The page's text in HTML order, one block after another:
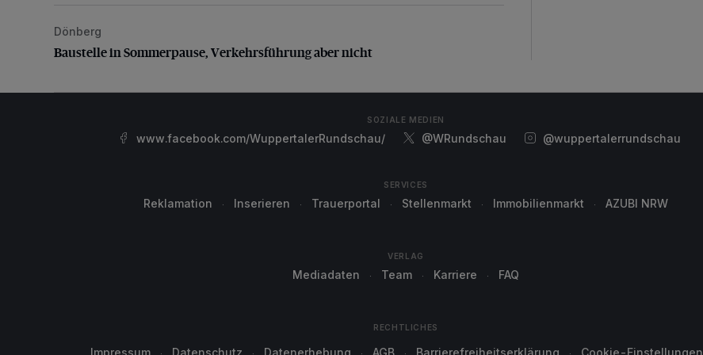
Baustelle in Sommerpause, Verkehrsführung aber nicht
Dönberg
Baustelle in Sommerpause, Verkehrsführung aber nicht
SOZIALE MEDIEN
www.facebook.com/WuppertalerRundschau/ @WRundschau @wuppertalerrundschau
SERVICES
Reklamation Inserieren Trauerportal Stellenmarkt Immobilienmarkt AZUBI NRW
VERLAG
Mediadaten Team Karriere FAQ
RECHTLICHES
Impressum Datenschutz Datenerhebung AGB Barrierefreiheitserklärung Cookie-Einstellungen